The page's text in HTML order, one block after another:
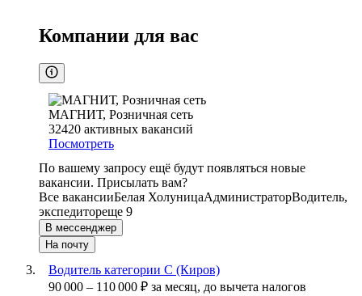
Компании для вас
МАГНИТ, Розничная сеть
32420 активных вакансий
Посмотреть
По вашему запросу ещё будут появляться новые
вакансии. Присылать вам?
Все вакансииБелая ХолуницаАдминистраторВодитель,
экспедитореще 9
В мессенджер
На почту
Водитель категории С (Киров)
90 000 – 110 000 ₽ за месяц, до вычета налогов